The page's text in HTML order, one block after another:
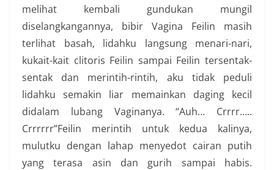
melihat kembali gundukan mungil
diselangkangannya, bibir Vagina Feilin masih
terlihat basah, lidahku langsung menari-nari,
kukait-kait clitoris Feilin sampai Feilin tersentak-
sentak dan merintih-rintih, aku tidak peduli
lidahku semakin liar memainkan daging kecil
didalam lubang Vaginanya. “Auh… Crrrr…..
Crrrrrr”Feilin merintih untuk kedua kalinya,
mulutku dengan lahap menyedot cairan putih
yang terasa asin dan gurih sampai habis.